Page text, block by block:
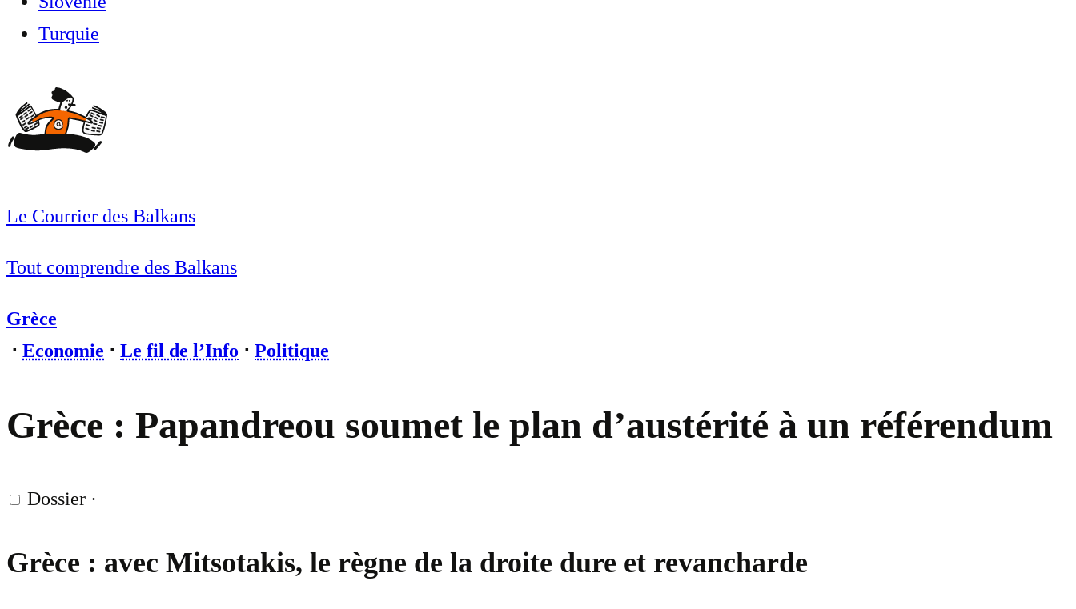
Turquie
Le Courrier des Balkans
Tout comprendre des Balkans
Grèce
⋅ Economie ⋅ Le fil de l’Info ⋅ Politique
Grèce : Papandreou soumet le plan d’austérité à un référendum
Dossier ·
Grèce : avec Mitsotakis, le règne de la droite dure et revancharde